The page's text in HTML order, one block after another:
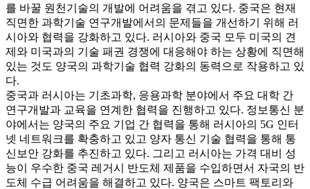
를 바꿀 원천기술의 개발에 어려움을 겪고 있다. 중국은 현재
직면한 과학기술 연구개발에서의 문제들을 개선하기 위해 러
시아와 협력을 강화하고 있다. 러시아와 중국 모두 미국의 견
제와 미국과의 기술 패권 경쟁에 대응해야 하는 상황에 직면해
있는 것도 양국의 과학기술 협력 강화의 동력으로 작용하고 있
다.
중국과 러시아는 기초과학, 응용과학 분야에서 주요 대학 간
연구개발과 교육을 연계한 협력을 진행하고 있다. 정보통신 분
야에서는 양국의 주요 기업 간 협력을 통해 러시아의 5G 인터
넷 네트워크를 확충하고 있고 양자 통신 기술 협력을 통해 통
신보안 강화를 추진하고 있다. 그리고 러시아는 가격 대비 성
능이 우수한 중국 레거시 반도체 제품을 수입하면서 자국의 반
도체 수급 어려움을 해결하고 있다. 양국은 스마트 팩토리와